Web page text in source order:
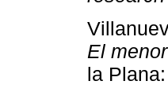
El
la